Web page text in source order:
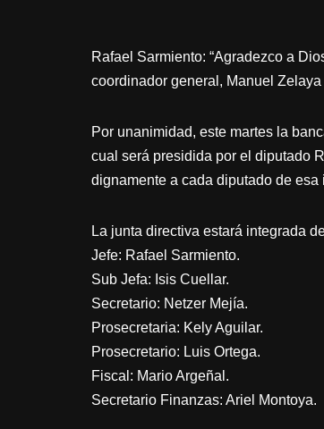
Rafael Sarmiento: “Agradezco a
coordinador general, Manuel
Por unanimidad, este martes la
cual será presidida por el diputado
dignamente a cada diputado de esa
La junta directiva estará integrada
Jefe: Rafael Sarmiento.
Sub Jefa: Isis Cuellar.
Secretario: Netzer Mejía.
Prosecretaria: Kely Aguilar.
Prosecretario: Luis Ortega.
Fiscal: Mario Argeñal.
Secretario Finanzas: Ariel Montoya.